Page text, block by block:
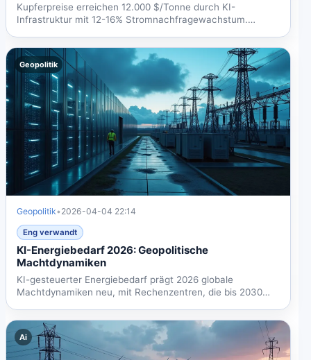
Kupferpreise erreichen 12.000 $/Tonne durch KI-
Infrastruktur mit 12-16% Stromnachfragewachstum.
Geopolitik
Geopolitik• 2026-04-04 22:14
Eng verwandt
KI-Energiebedarf 2026: Geopolitische
Machtdynamiken
KI-gesteuerter Energiebedarf prägt 2026 globale
Machtdynamiken neu, mit Rechenzentren, die bis 2030
Ai